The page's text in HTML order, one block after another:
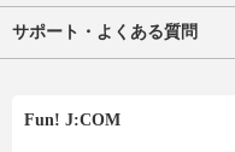
サポート・よくある質問
Fun! J:COM